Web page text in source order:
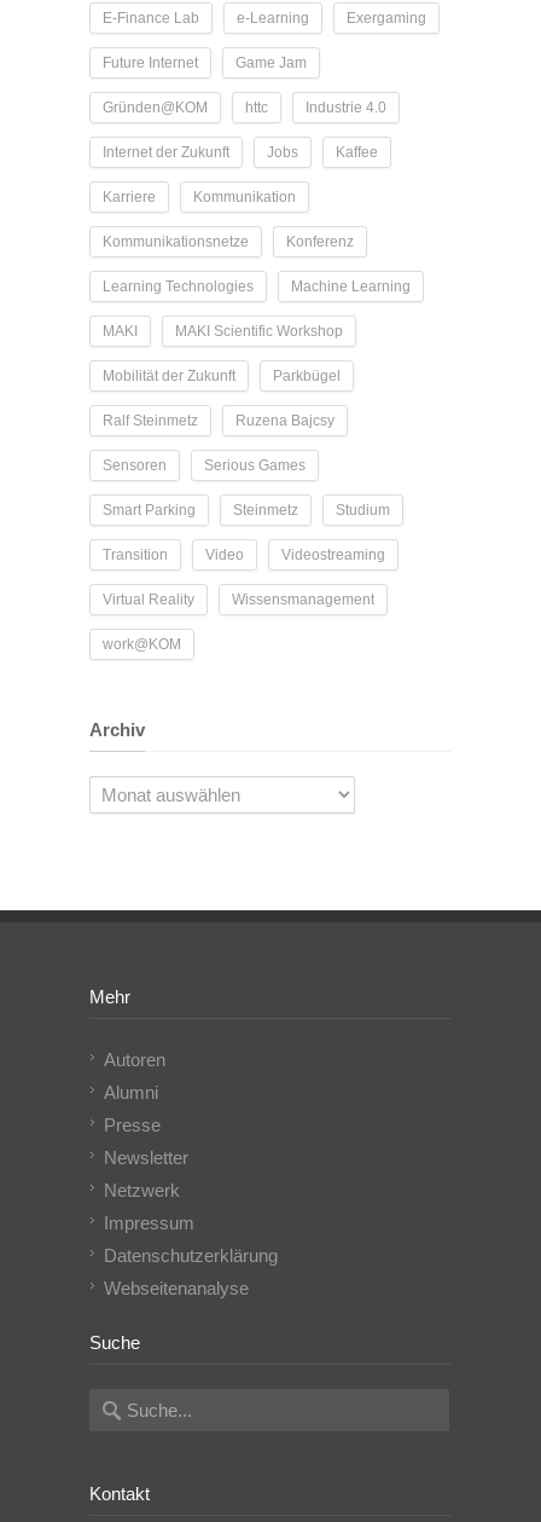
E-Finance Lab e-Learning Exergaming
Future Internet Game Jam
Gründen@KOM httc Industrie 4.0
Internet der Zukunft Jobs Kaffee
Karriere Kommunikation
Kommunikationsnetze Konferenz
Learning Technologies Machine Learning
MAKI MAKI Scientific Workshop
Mobilität der Zukunft Parkbügel
Ralf Steinmetz Ruzena Bajcsy
Sensoren Serious Games
Smart Parking Steinmetz Studium
Transition Video Videostreaming
Virtual Reality Wissensmanagement
work@KOM
Archiv
Archiv
Mehr
Autoren
Alumni
Presse
Newsletter
Netzwerk
Impressum
Datenschutzerklärung
Webseitenanalyse
Suche
Kontakt